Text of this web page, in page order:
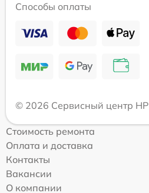
Способы оплаты
© 2026 Сервисный центр HP
Стоимость ремонта
Оплата и доставка
Контакты
Вакансии
О компании